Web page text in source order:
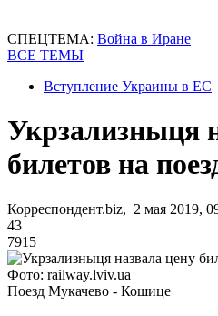
СПЕЦТЕМА: Война в Иране
ВСЕ ТЕМЫ
Вступление Украины в ЕС
Укрзализныця
билетов на
Корреспондент.biz, 2 мая 2019,
43
7915
Фото: railway.lviv.ua
Поезд Мукачево - Кошице